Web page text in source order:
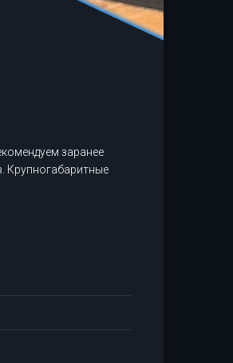
заранее
Крупногабаритные